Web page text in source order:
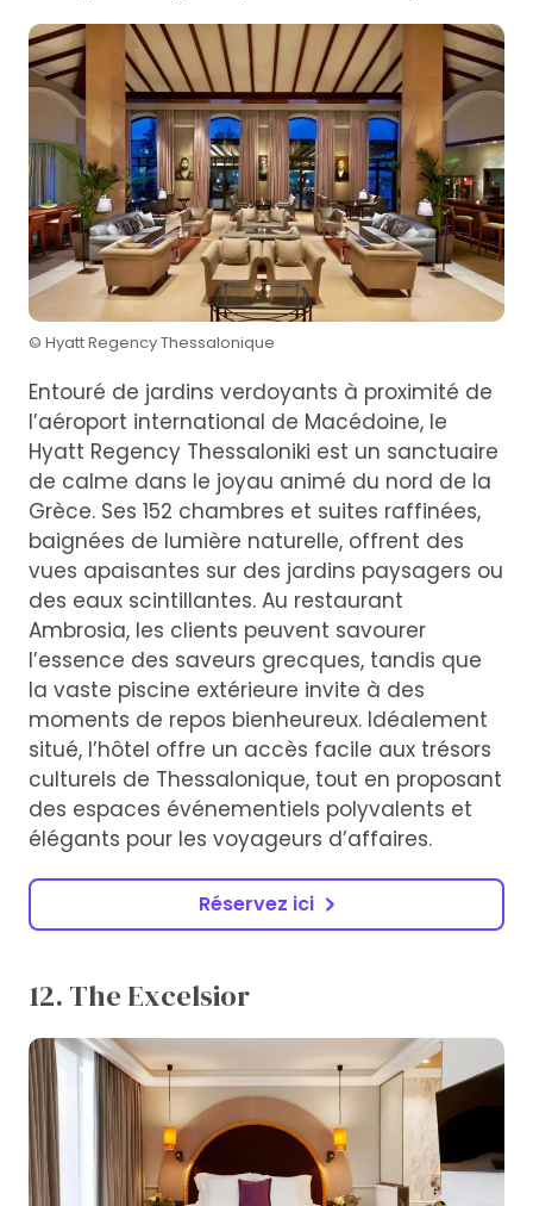
© Hyatt Regency Thessalonique
Entouré de jardins verdoyants à proximité de
l’aéroport international de Macédoine, le
Hyatt Regency Thessaloniki est un sanctuaire
de calme dans le joyau animé du nord de la
Grèce. Ses 152 chambres et suites raffinées,
baignées de lumière naturelle, offrent des
vues apaisantes sur des jardins paysagers ou
des eaux scintillantes. Au restaurant
Ambrosia, les clients peuvent savourer
l’essence des saveurs grecques, tandis que
la vaste piscine extérieure invite à des
moments de repos bienheureux. Idéalement
situé, l’hôtel offre un accès facile aux trésors
culturels de Thessalonique, tout en proposant
des espaces événementiels polyvalents et
élégants pour les voyageurs d’affaires.
Réservez ici
12. The Excelsior